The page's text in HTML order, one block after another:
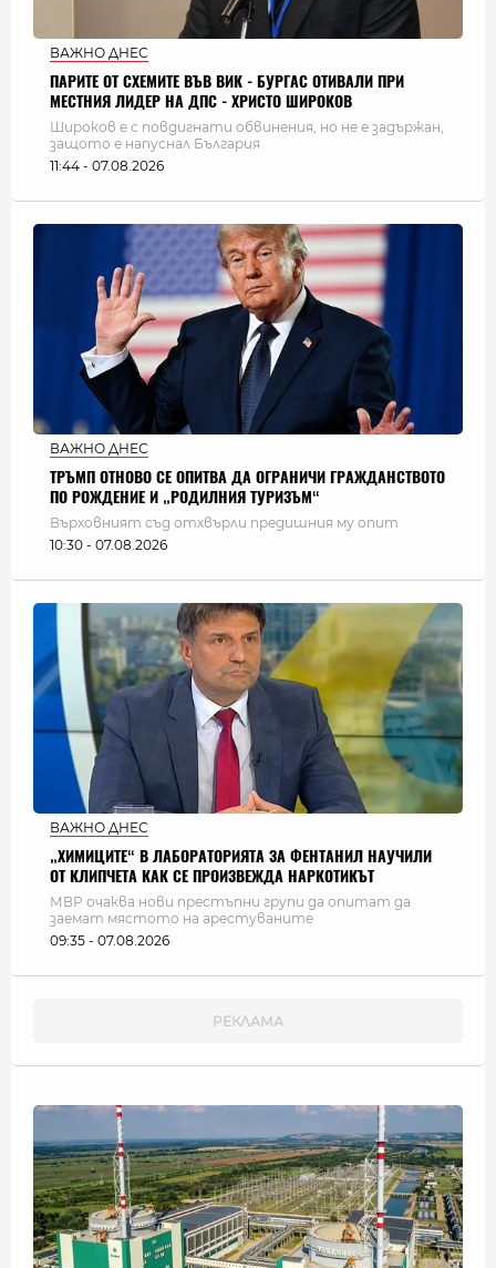
ВАЖНО ДНЕС
ПАРИТЕ ОТ СХЕМИТЕ ВЪВ ВИК - БУРГАС ОТИВАЛИ ПРИ
МЕСТНИЯ ЛИДЕР НА ДПС - ХРИСТО ШИРОКОВ
Широков е с повдигнати обвинения, но не е задържан,
защото е напуснал България
11:44 - 07.08.2026
ВАЖНО ДНЕС
ТРЪМП ОТНОВО СЕ ОПИТВА ДА ОГРАНИЧИ ГРАЖДАНСТВОТО
ПО РОЖДЕНИЕ И „РОДИЛНИЯ ТУРИЗЪМ“
Върховният съд отхвърли предишния му опит
10:30 - 07.08.2026
ВАЖНО ДНЕС
„ХИМИЦИТЕ“ В ЛАБОРАТОРИЯТА ЗА ФЕНТАНИЛ НАУЧИЛИ
ОТ КЛИПЧЕТА КАК СЕ ПРОИЗВЕЖДА НАРКОТИКЪТ
МВР очаква нови престъпни групи да опитат да
заемат мястото на арестуваните
09:35 - 07.08.2026